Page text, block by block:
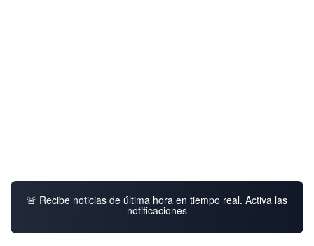
🚨 Recibe noticias de última hora en tiempo real. Activa las
notificaciones